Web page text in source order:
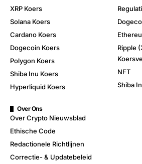
XRP Koers
Solana Koers
Cardano Koers
Dogecoin Koers
Polygon Koers
Shiba Inu Koers
Hyperliquid Koers
Ripple
NFT
Shiba
Over Ons
Over Crypto Nieuwsblad
Ethische Code
Redactionele Richtlijnen
Correctie- & Updatebeleid